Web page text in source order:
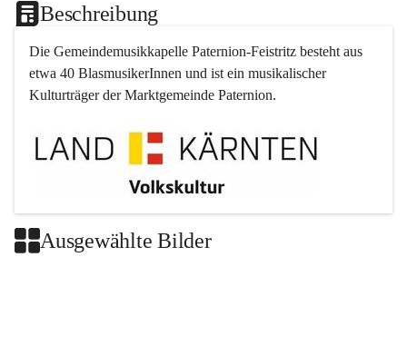
Beschreibung
Die Gemeindemusikkapelle Paternion-Feistritz besteht aus
etwa 40 BlasmusikerInnen und ist ein musikalischer
Kulturträger der Marktgemeinde Paternion.
Ausgewählte Bilder